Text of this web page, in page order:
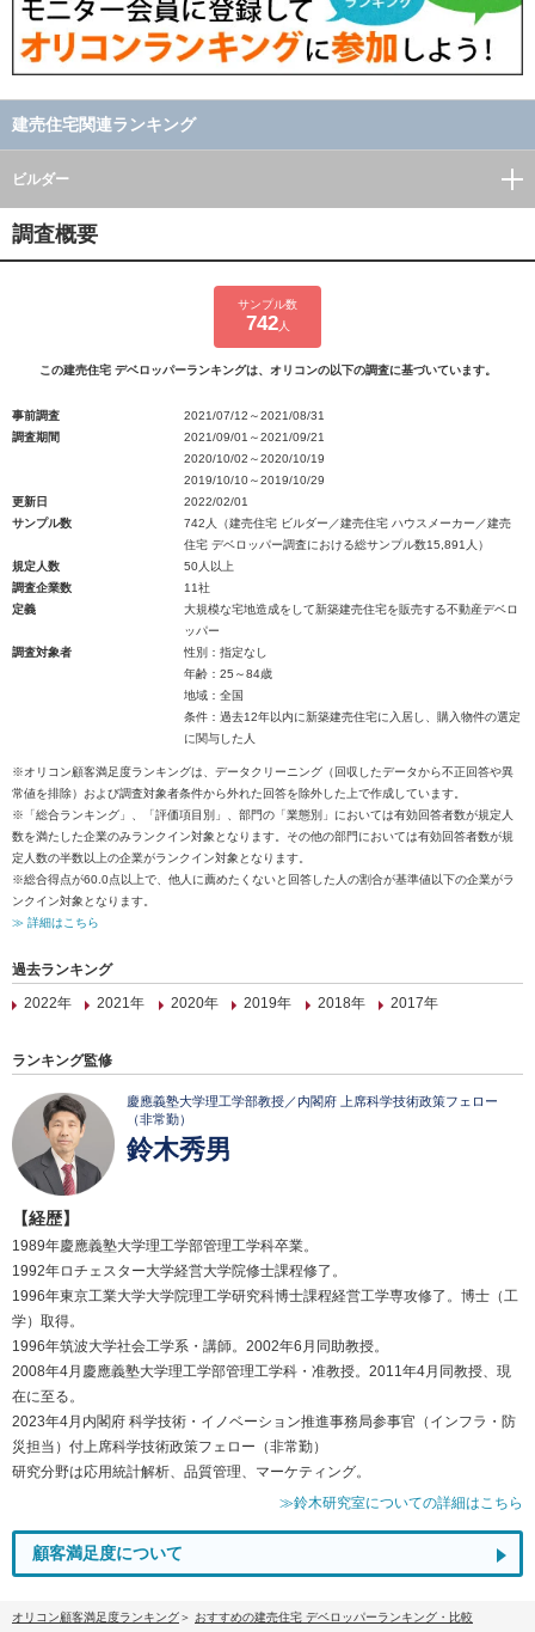
建売住宅関連ランキング
ビルダー
調査概要
サンプル数
742人
この建売住宅 デベロッパーランキングは、オリコンの以下の調査に基づいています。
事前調査
2021/07/12～2021/08/31
調査期間
2021/09/01～2021/09/21
2020/10/02～2020/10/19
2019/10/10～2019/10/29
更新日
2022/02/01
サンプル数
742人（建売住宅 ビルダー／建売住宅 ハウスメーカー／建売
住宅 デベロッパー調査における総サンプル数15,891人）
規定人数
50人以上
調査企業数
11社
定義
大規模な宅地造成をして新築建売住宅を販売する不動産デベロ
ッパー
調査対象者
性別：指定なし
年齢：25～84歳
地域：全国
条件：過去12年以内に新築建売住宅に入居し、購入物件の選定
に関与した人
※オリコン顧客満足度ランキングは、データクリーニング（回収したデータから不正回答や異
常値を排除）および調査対象者条件から外れた回答を除外した上で作成しています。
※「総合ランキング」、「評価項目別」、部門の「業態別」においては有効回答者数が規定人
数を満たした企業のみランクイン対象となります。その他の部門においては有効回答者数が規
定人数の半数以上の企業がランクイン対象となります。
※総合得点が60.0点以上で、他人に薦めたくないと回答した人の割合が基準値以下の企業がラ
ンクイン対象となります。
≫ 詳細はこちら
過去ランキング
2022年
2021年 2020年 2019年 2018年 2017年
ランキング監修
慶應義塾大学理工学部教授／内閣府 上席科学技術政策フェロー
（非常勤）
鈴木秀男
【経歴】
1989年慶應義塾大学理工学部管理工学科卒業。
1992年ロチェスター大学経営大学院修士課程修了。
1996年東京工業大学大学院理工学研究科博士課程経営工学専攻修了。博士（工
学）取得。
1996年筑波大学社会工学系・講師。2002年6月同助教授。
2008年4月慶應義塾大学理工学部管理工学科・准教授。2011年4月同教授、現
在に至る。
2023年4月内閣府 科学技術・イノベーション推進事務局参事官（インフラ・防
災担当）付上席科学技術政策フェロー（非常勤）
研究分野は応用統計解析、品質管理、マーケティング。
≫鈴木研究室についての詳細はこちら
顧客満足度について
オリコン顧客満足度ランキング
おすすめの建売住宅 デベロッパーランキング・比較